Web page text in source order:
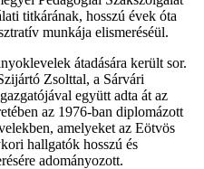
titkárának, hosszú évek óta
munkája elismeréséül.
átadására került sor.
Zsolttal, a Sárvári
együtt adta át az
az 1976-ban diplomázott
amelyeket az Eötvös
hallgatók hosszú és
adományozott.